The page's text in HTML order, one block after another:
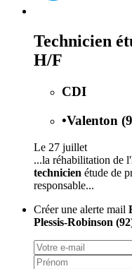
Technicien
H/F
CDI
•Valenton
Le 27 juillet
...la réhabilitation de
technicien étude de
responsable...
Créer une alerte mail
Plessis-Robinson